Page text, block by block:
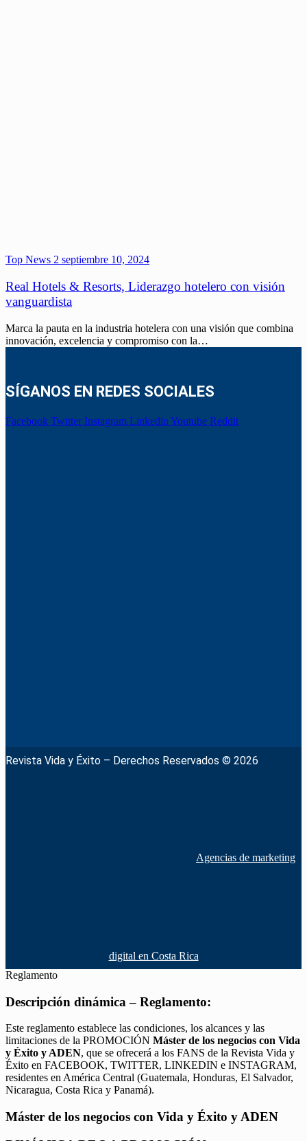
Top News 2 septiembre 10, 2024
Real Hotels & Resorts, Liderazgo hotelero con visión
vanguardista
Marca la pauta en la industria hotelera con una visión que combina
innovación, excelencia y compromiso con la…
SÍGANOS EN REDES SOCIALES
Facebook Twitter Instagram Linkedin Youtube Reddit
Revista Vida y Éxito – Derechos Reservados © 2026
Agencias de marketing
digital en Costa Rica
Reglamento
Descripción dinámica – Reglamento:
Este reglamento establece las condiciones, los alcances y las
limitaciones de la PROMOCIÓN Máster de los negocios con Vida
y Éxito y ADEN, que se ofrecerá a los FANS de la Revista Vida y
Éxito en FACEBOOK, TWITTER, LINKEDIN e INSTAGRAM,
residentes en América Central (Guatemala, Honduras, El Salvador,
Nicaragua, Costa Rica y Panamá).
Máster de los negocios con Vida y Éxito y ADEN